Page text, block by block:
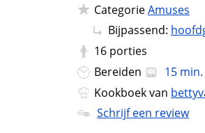
CategorieAmuses
Bijpassend:
16 porties
Bereiden
15 min.
Kookboek van
Schrijf een review